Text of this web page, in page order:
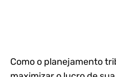
Como o planejamento